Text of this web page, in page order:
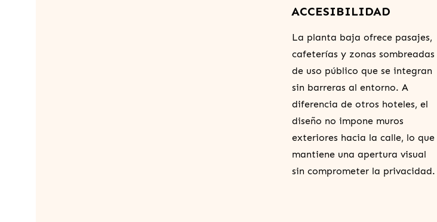
ACCESIBILIDAD
La planta baja ofrece pasajes,
cafeterías y zonas sombreadas
de uso público que se integran
sin barreras al entorno. A
diferencia de otros hoteles, el
diseño no impone muros
exteriores hacia la calle, lo que
mantiene una apertura visual
sin comprometer la privacidad.